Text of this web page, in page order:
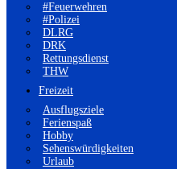
#Feuerwehren
#Polizei
DLRG
DRK
Rettungsdienst
THW
Freizeit
Ausflugsziele
Ferienspaß
Hobby
Sehenswürdigkeiten
Urlaub